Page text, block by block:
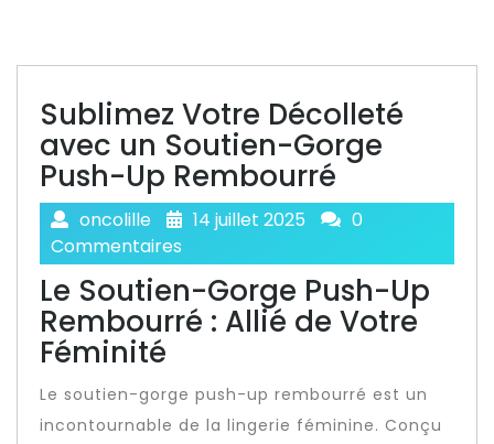
Sublimez Votre Décolleté
avec un Soutien-Gorge
Push-Up Rembourré
oncolille 14 juillet 2025
0
Commentaires
Le Soutien-Gorge Push-Up
Rembourré : Allié de Votre
Féminité
Le soutien-gorge push-up rembourré est un
incontournable de la lingerie féminine. Conçu